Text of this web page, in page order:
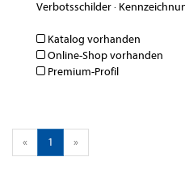
Verbotsschilder·
Katalog vorhanden
Online-Shop vorhanden
Premium-Profil
« 1 »